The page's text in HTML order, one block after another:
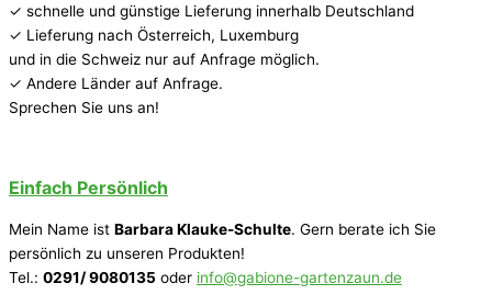
✓ schnelle und günstige Lieferung innerhalb Deutschland
✓ Lieferung nach Österreich, Luxemburg
und in die Schweiz nur auf Anfrage möglich.
✓ Andere Länder auf Anfrage.
Sprechen Sie uns an!
Einfach Persönlich
Mein Name ist Barbara Klauke-Schulte. Gern berate ich Sie
persönlich zu unseren Produkten!
Tel.: 0291/ 9080135 oder info@gabione-gartenzaun.de